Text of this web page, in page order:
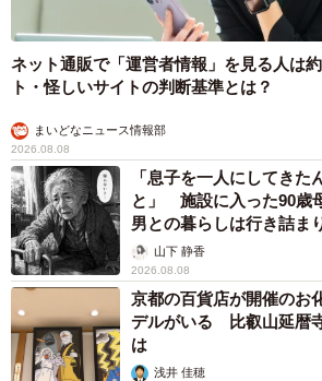
ネット通販で「運営者情報」を見る人は
ト・怪しいサイトの判断基準とは？
まいどなニュース情報部
2026.08.08
「息子を一人にしてきた
と」 施設に入った90歳
男との暮らしは行き詰ま
から】山下 静香
2026.08.08
京都の百貨店が開催のお
デルがいる 比叡山延暦
は
浅井 佳穂